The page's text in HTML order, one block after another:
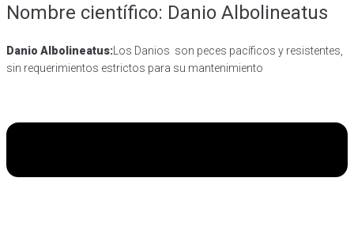
Nombre científico: Danio Albolineatus
Danio Albolineatus:Los Danios son peces pacíficos y resistentes,
sin requerimientos estrictos para su mantenimiento